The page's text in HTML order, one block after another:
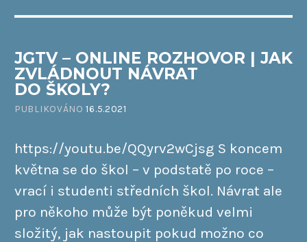
JGTV – ONLINE ROZHOVOR | JAK
ZVLÁDNOUT NÁVRAT
DO ŠKOLY?
PUBLIKOVÁNO16.5.2021
https://youtu.be/QQyrv2wCjsg S koncem
května se do škol – v podstatě po roce –
vrací i studenti středních škol. Návrat ale
pro někoho může být poněkud velmi
složitý, jak nastoupit pokud možno co